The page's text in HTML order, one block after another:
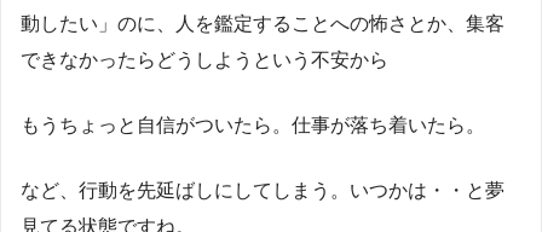
動したい」のに、人を鑑定することへの怖さとか、集客
できなかったらどうしようという不安から
もうちょっと自信がついたら。仕事が落ち着いたら。
など、行動を先延ばしにしてしまう。いつかは・・と夢
見てる状態ですね。